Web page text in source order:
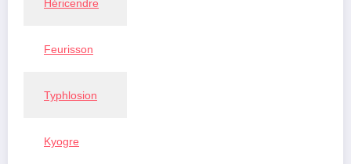
Héricendre
Feurisson
Typhlosion
Kyogre